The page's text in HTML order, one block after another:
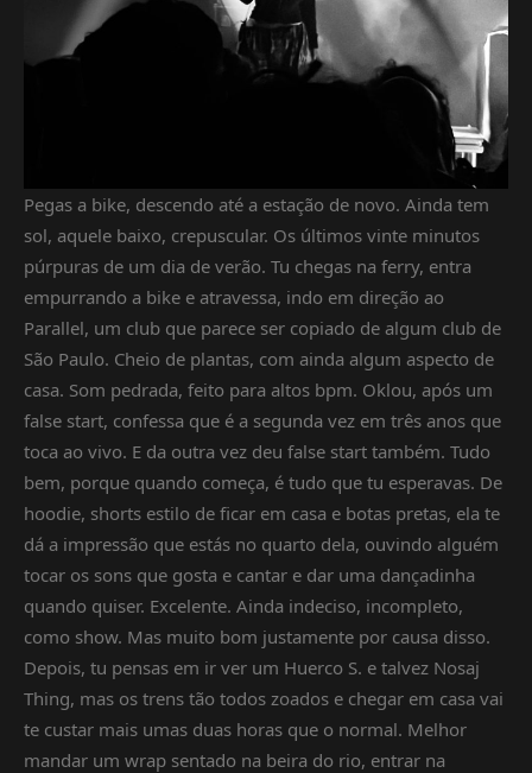
Pegas a bike, descendo até a estação de novo. Ainda tem
sol, aquele baixo, crepuscular. Os últimos vinte minutos
púrpuras de um dia de verão. Tu chegas na ferry, entra
empurrando a bike e atravessa, indo em direção ao
Parallel, um club que parece ser copiado de algum club de
São Paulo. Cheio de plantas, com ainda algum aspecto de
casa. Som pedrada, feito para altos bpm. Oklou, após um
false start, confessa que é a segunda vez em três anos que
toca ao vivo. E da outra vez deu false start também. Tudo
bem, porque quando começa, é tudo que tu esperavas. De
hoodie, shorts estilo de ficar em casa e botas pretas, ela te
dá a impressão que estás no quarto dela, ouvindo alguém
tocar os sons que gosta e cantar e dar uma dançadinha
quando quiser. Excelente. Ainda indeciso, incompleto,
como show. Mas muito bom justamente por causa disso.
Depois, tu pensas em ir ver um Huerco S. e talvez Nosaj
Thing, mas os trens tão todos zoados e chegar em casa vai
te custar mais umas duas horas que o normal. Melhor
mandar um wrap sentado na beira do rio, entrar na